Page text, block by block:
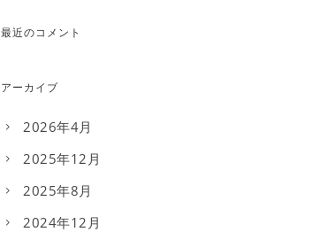
最近のコメント
アーカイブ
2026年4月
2025年12月
2025年8月
2024年12月